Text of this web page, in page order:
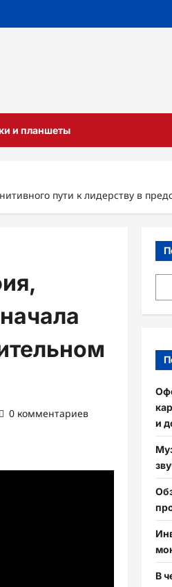
и планшеты
пути к лидерству в
0 комментариев
и
В